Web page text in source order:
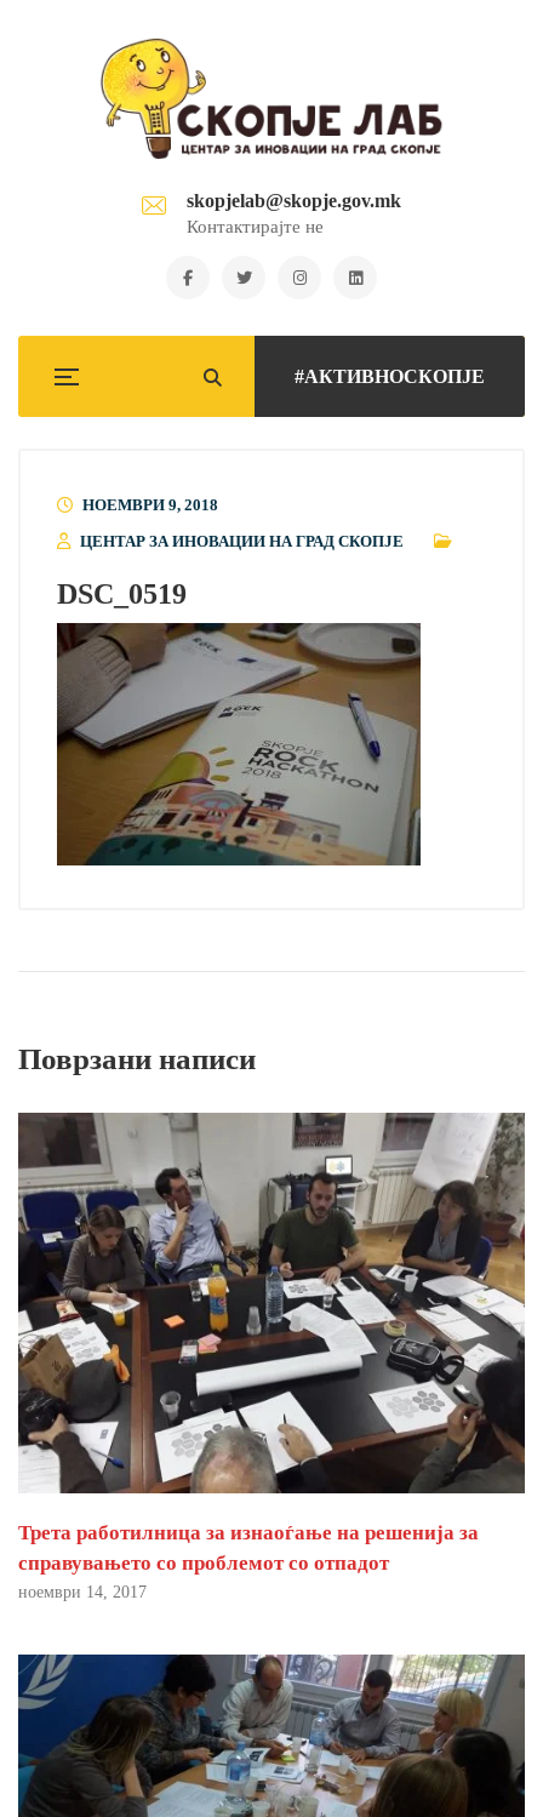
skopjelab@skopje.gov.mk
Контактирајте не
#АКТИВНОСКОПЈЕ
НОЕМВРИ 9, 2018
ЦЕНТАР ЗА ИНОВАЦИИ НА ГРАД СКОПЈЕ
DSC_0519
Поврзани написи
Трета работилница за изнаоѓање на решенија за
справувањето со проблемот со отпадот
ноември 14, 2017